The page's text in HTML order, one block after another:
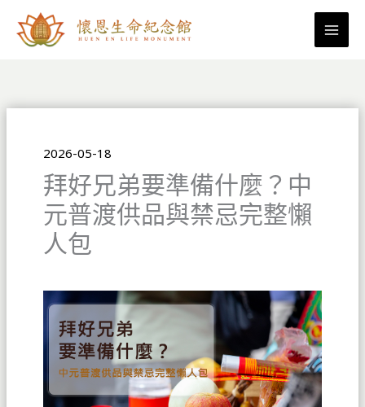
容
2026-05-18
拜好兄弟要準備什麼？中
元普渡供品與禁忌完整懶
人包